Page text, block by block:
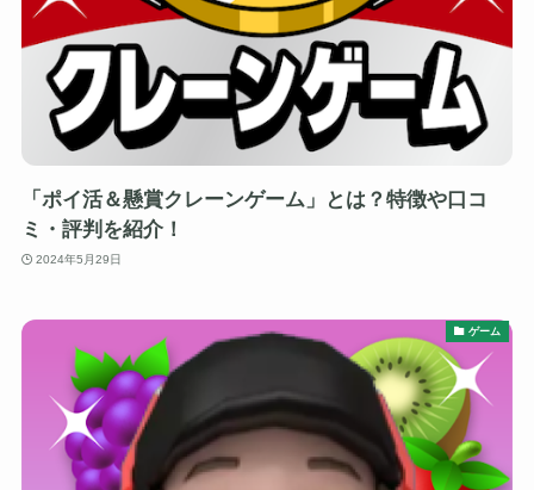
「ポイ活＆懸賞クレーンゲーム」とは？特徴や口コ
ミ・評判を紹介！
2024年5月29日
ゲーム